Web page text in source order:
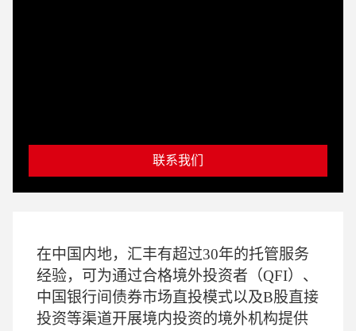
联系我们
在中国内地，汇丰有超过30年的托管服务
经验，可为通过合格境外投资者（QFI）、
中国银行间债券市场直投模式以及B股直接
投资等渠道开展境内投资的境外机构提供